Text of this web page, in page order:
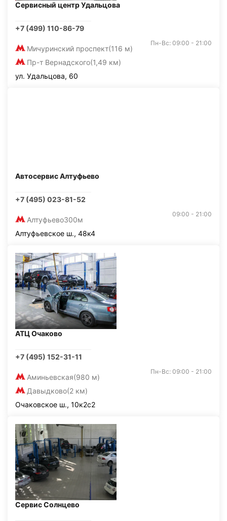
Сервисный центр Удальцова
+7 (499) 110-86-79
Мичуринский проспект(116 м)
Пр-т Вернадского(1,49 км)
Пн-Вс: 09:00 - 21:00
ул. Удальцова, 60
Автосервис Алтуфьево
+7 (495) 023-81-52
Алтуфьево300м
09:00 - 21:00
Алтуфьевское ш., 48к4
АТЦ Очаково
+7 (495) 152-31-11
Аминьевская(980 м)
Давыдково(2 км)
Пн-Вс: 09:00 - 21:00
Очаковское ш., 10к2с2
Сервис Солнцево